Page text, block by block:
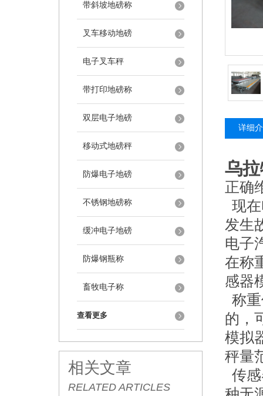
带斜坡地磅称
叉车移动地磅
电子叉车秤
带打印地磅称
双层电子地磅
移动式地磅秤
防爆电子地磅
不锈钢地磅称
缓冲电子地磅
防爆钢瓶称
畜牧电子称
查看更多
相关文章
RELATED ARTICLES
详细
乌
正确
现
发生
电子
在称
感器
称
的，
模拟
秤量
传